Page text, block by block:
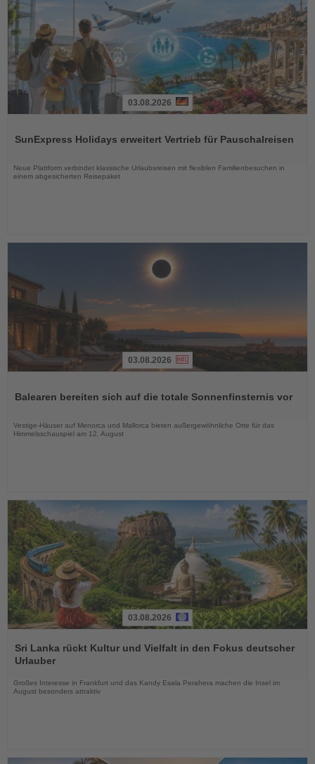
die
03.08.2026
SunExpress Holidays erweitert Vertrieb für Pauschalreisen
Neue Plattform verbindet klassische Urlaubsreisen mit flexiblen Familienbesuchen in
einem abgesicherten Reisepaket
die
03.08.2026
Balearen bereiten sich auf die totale Sonnenfinsternis vor
Vestige-Häuser auf Menorca und Mallorca bieten außergewöhnliche Orte für das
Himmelsschauspiel am 12. August
Sie
die
03.08.2026
Sri Lanka rückt Kultur und Vielfalt in den Fokus deutscher
Urlauber
Großes Interesse in Frankfurt und das Kandy Esala Perahera machen die Insel im
August besonders attraktiv